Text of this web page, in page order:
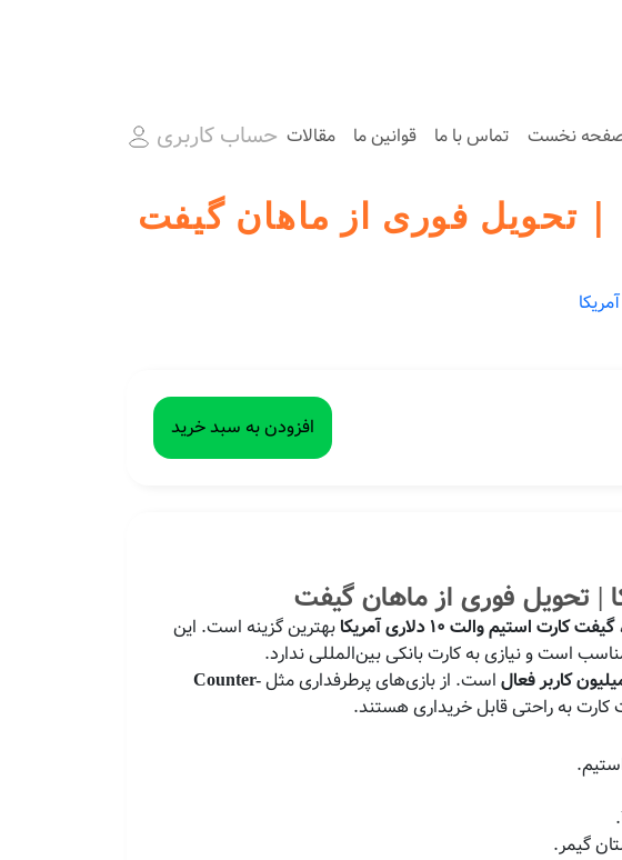
نخست تماس با ما قوانین ما مقالات حساب کاربری
افزودن به سبد خرید
گیفت کارت استیم والت 10 دلاری آمریکا
بهترین گزینه است. این
است. از بازی‌های پرطرفداری مثلCounter-
به راحتی قابل خریداری هستند.
گیمر.